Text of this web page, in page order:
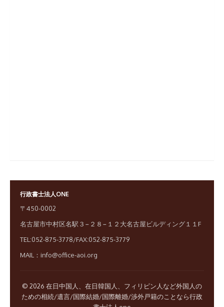
行政書士法人ONE
〒450-0002
名古屋市中村区名駅３−２８−１２大名古屋ビルディング１１F
TEL:052-875-3778/FAX:052-875-3779
MAIL：info@office-aoi.org
© 2026 在日中国人、在日韓国人、フィリピン人など外国人の
ための相続/遺言/国際結婚/国際離婚/渉外戸籍のことなら行政